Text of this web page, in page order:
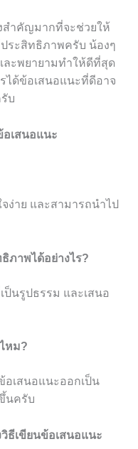
สำคัญมากที่จะช่วยให้
ระสิทธิภาพครับ น้องๆ
ะพยายามทำให้ดีที่สุด
ได้ข้อเสนอแนะที่ดีอาจ
บ
เสนอแนะ
ง่าย และสามารถนำไป
ภาพได้อย่างไร?
ป็นรูปธรรม และเสนอ
หม?
อเสนอแนะออกเป็น
นครับ
ธีเขียนข้อเสนอแนะ